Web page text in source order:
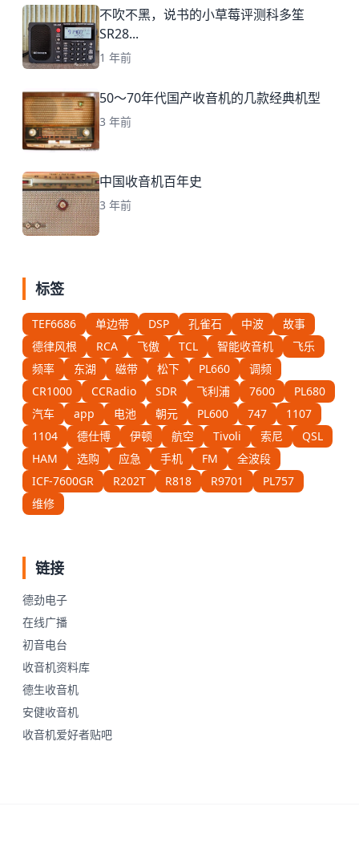
不吹不黑，说书的小草莓评测科多笙
SR28...
1 年前
50～70年代国产收音机的几款经典机型
3 年前
中国收音机百年史
3 年前
标签
TEF6686 单边带 DSP 孔雀石 中波
故事
德律风根
RCA 飞傲 TCL 智能收音机
飞乐
频率
东湖 磁带 松下 PL660
调频
CR1000
CCRadio SDR 飞利浦 7600
PL680
汽车
app 电池 朝元 PL600 747
1107
1104
德仕博 伊顿 航空 Tivoli 索尼
QSL
HAM
选购 应急 手机 FM
全波段
ICF-7600GR
R202T R818 R9701
PL757
维修
链接
德劲电子
在线广播
初音电台
收音机资料库
德生收音机
安健收音机
收音机爱好者贴吧